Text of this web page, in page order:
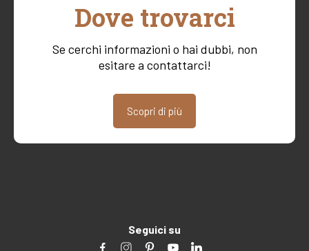
Dove trovarci
Se cerchi informazioni o hai dubbi, non
esitare a contattarci!
Scopri di più
Seguici su